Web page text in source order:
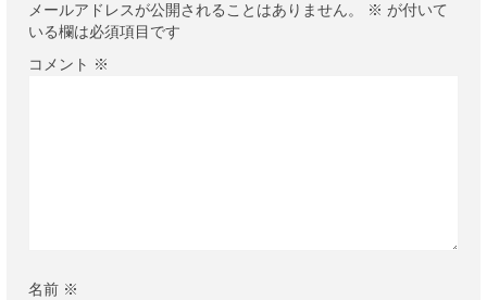
メールアドレスが公開されることはありません。 ※ が付いて
いる欄は必須項目です
コメント ※
名前 ※